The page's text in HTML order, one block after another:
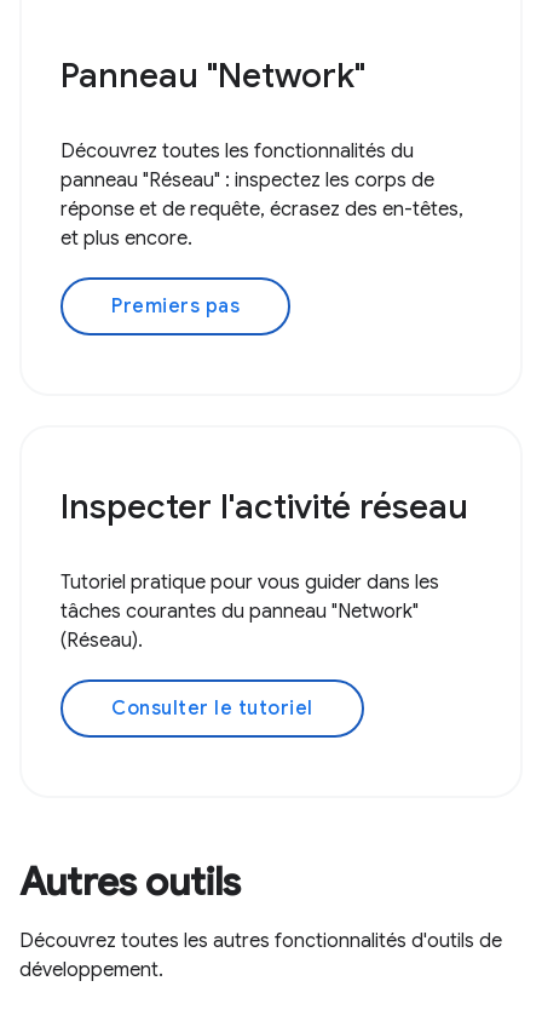
Panneau "Network"
Découvrez toutes les fonctionnalités du
panneau "Réseau" : inspectez les corps de
réponse et de requête, écrasez des en-têtes,
et plus encore.
Premiers pas
Inspecter l'activité réseau
Tutoriel pratique pour vous guider dans les
tâches courantes du panneau "Network"
(Réseau).
Consulter le tutoriel
Autres outils
Découvrez toutes les autres fonctionnalités d'outils de
développement.